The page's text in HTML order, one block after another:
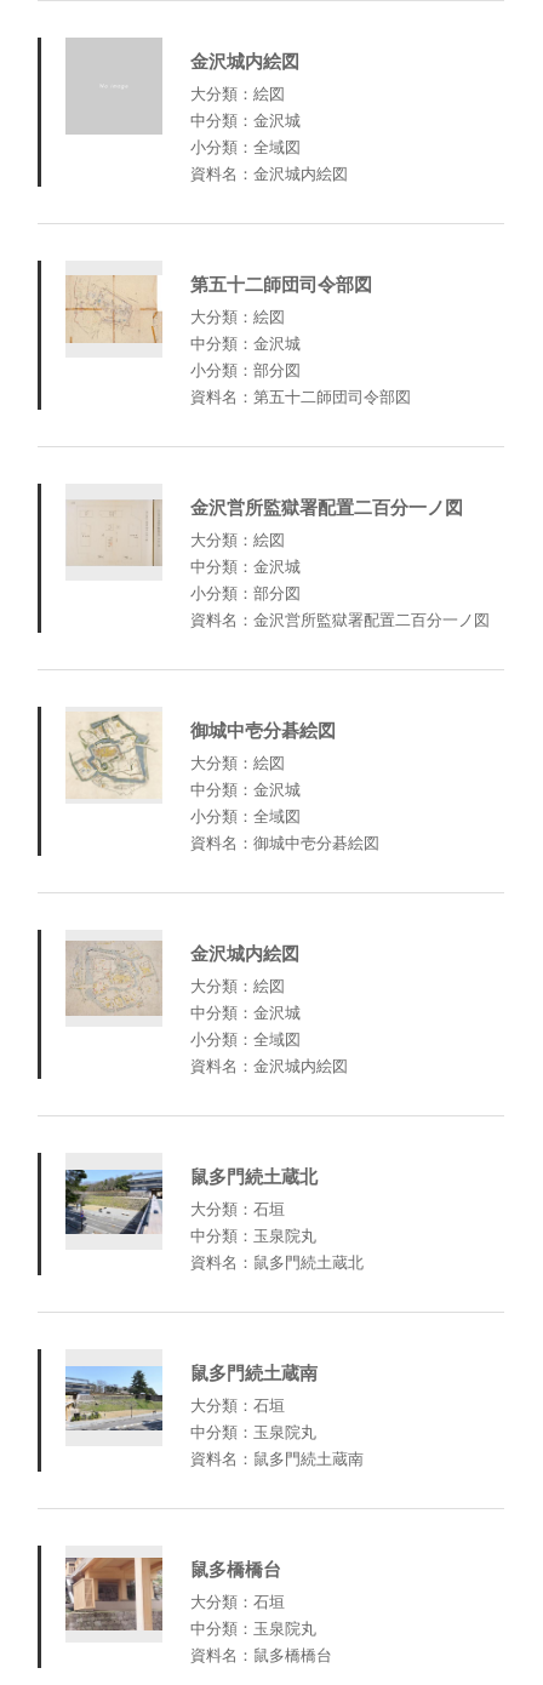
金沢城内絵図
大分類：絵図
中分類：金沢城
小分類：全域図
資料名：金沢城内絵図
第五十二師団司令部図
大分類：絵図
中分類：金沢城
小分類：部分図
資料名：第五十二師団司令部図
金沢営所監獄署配置二百分一ノ図
大分類：絵図
中分類：金沢城
小分類：部分図
資料名：金沢営所監獄署配置二百分一ノ図
御城中壱分碁絵図
大分類：絵図
中分類：金沢城
小分類：全域図
資料名：御城中壱分碁絵図
金沢城内絵図
大分類：絵図
中分類：金沢城
小分類：全域図
資料名：金沢城内絵図
鼠多門続土蔵北
大分類：石垣
中分類：玉泉院丸
資料名：鼠多門続土蔵北
鼠多門続土蔵南
大分類：石垣
中分類：玉泉院丸
資料名：鼠多門続土蔵南
鼠多橋橋台
大分類：石垣
中分類：玉泉院丸
資料名：鼠多橋橋台